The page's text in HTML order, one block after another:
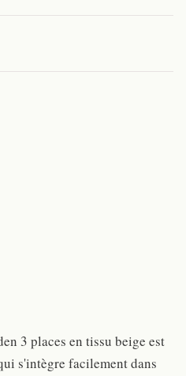
3 places en tissu beige est
s'intègre facilement dans